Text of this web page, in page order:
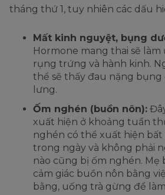
tháng thứ 1, tuy nhiên các dấu
Mất kinh nguyệt, bụng
Hormone mang thai sẽ
rụng trứng và hành kinh.
thể sẽ thấy đau nặng bụng
lưng.
Ốm nghén (buồn nôn):
xuất hiện ở khoảng tuần
nghén có thể xuất hiện bất
trong ngày và không phải
nào cũng bị ốm nghén. Mẹ
cảm giác buồn nôn bằng
bằng, uống trà gừng để